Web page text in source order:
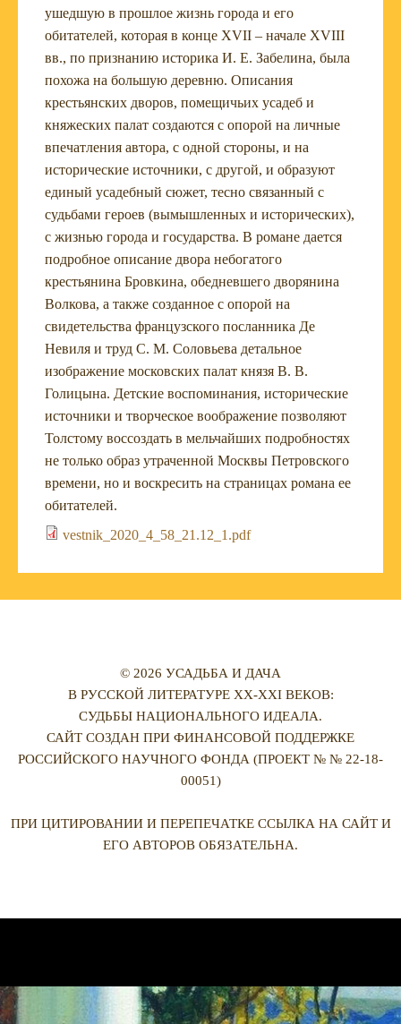
ушедшую в прошлое жизнь города и его
обитателей, которая в конце XVII – начале XVIII
вв., по признанию историка И. Е. Забелина, была
похожа на большую деревню. Описания
крестьянских дворов, помещичьих усадеб и
княжеских палат создаются с опорой на личные
впечатления автора, с одной стороны, и на
исторические источники, с другой, и образуют
единый усадебный сюжет, тесно связанный с
судьбами героев (вымышленных и исторических),
с жизнью города и государства. В романе дается
подробное описание двора небогатого
крестьянина Бровкина, обедневшего дворянина
Волкова, а также созданное с опорой на
свидетельства французского посланника Де
Невиля и труд С. М. Соловьева детальное
изображение московских палат князя В. В.
Голицына. Детские воспоминания, исторические
источники и творческое воображение позволяют
Толстому воссоздать в мельчайших подробностях
не только образ утраченной Москвы Петровского
времени, но и воскресить на страницах романа ее
обитателей.
vestnik_2020_4_58_21.12_1.pdf
© 2026 УСАДЬБА И ДАЧА
В РУССКОЙ ЛИТЕРАТУРЕ XX-XXI ВЕКОВ:
СУДЬБЫ НАЦИОНАЛЬНОГО ИДЕАЛА.
САЙТ СОЗДАН ПРИ ФИНАНСОВОЙ ПОДДЕРЖКЕ
РОССИЙСКОГО НАУЧНОГО ФОНДА (ПРОЕКТ № № 22-18-
00051)
ПРИ ЦИТИРОВАНИИ И ПЕРЕПЕЧАТКЕ ССЫЛКА НА САЙТ И
ЕГО АВТОРОВ ОБЯЗАТЕЛЬНА.